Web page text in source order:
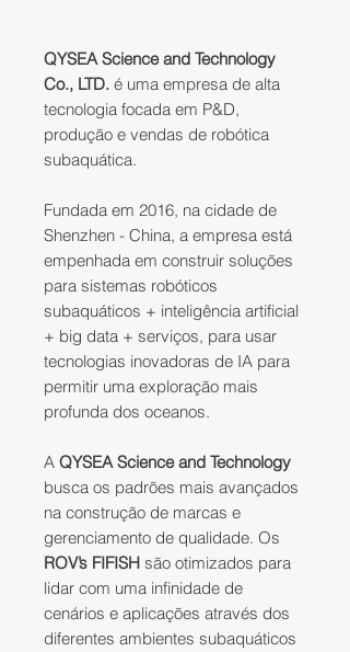
QYSEA Science and Technology
Co., LTD. é uma empresa de alta
tecnologia focada em P&D,
produção e vendas de robótica
subaquática.
Fundada em 2016, na cidade de
Shenzhen - China, a empresa está
empenhada em construir soluções
para sistemas robóticos
subaquáticos + inteligência artificial
+ big data + serviços, para usar
tecnologias inovadoras de IA para
permitir uma exploração mais
profunda dos oceanos.
A QYSEA Science and Technology
busca os padrões mais avançados
na construção de marcas e
gerenciamento de qualidade. Os
ROV’s FIFISH são otimizados para
lidar com uma infinidade de
cenários e aplicações através dos
diferentes ambientes subaquáticos